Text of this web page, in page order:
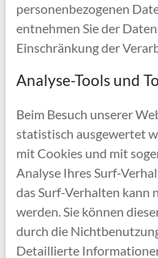
personenbezogenen
entnehmen Sie der
Einschränkung der
Analyse-Tools und
Beim Besuch unserer
statistisch ausgewertet
mit Cookies und mit
Analyse Ihres Surf-
das Surf-Verhalten kann
werden. Sie können
durch die
Detaillierte